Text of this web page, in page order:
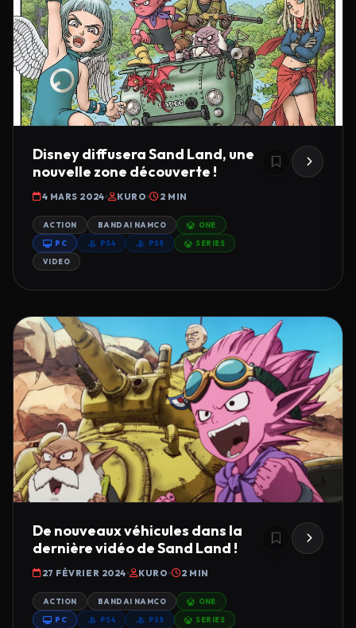
Disney diffusera Sand Land, une
nouvelle zone découverte !
4 MARS 2024 KURO 2 MIN
ACTION BANDAI NAMCO ONE
PC PS4 PS5 SERIES
VIDEO
De nouveaux véhicules dans la
dernière vidéo de Sand Land !
27 FÉVRIER 2024 KURO 2 MIN
ACTION BANDAI NAMCO ONE
PC PS4 PS5 SERIES